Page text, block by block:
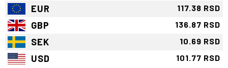
EUR 117.38 RSD
GBP 136.87 RSD
SEK 10.69 RSD
USD 101.77 RSD